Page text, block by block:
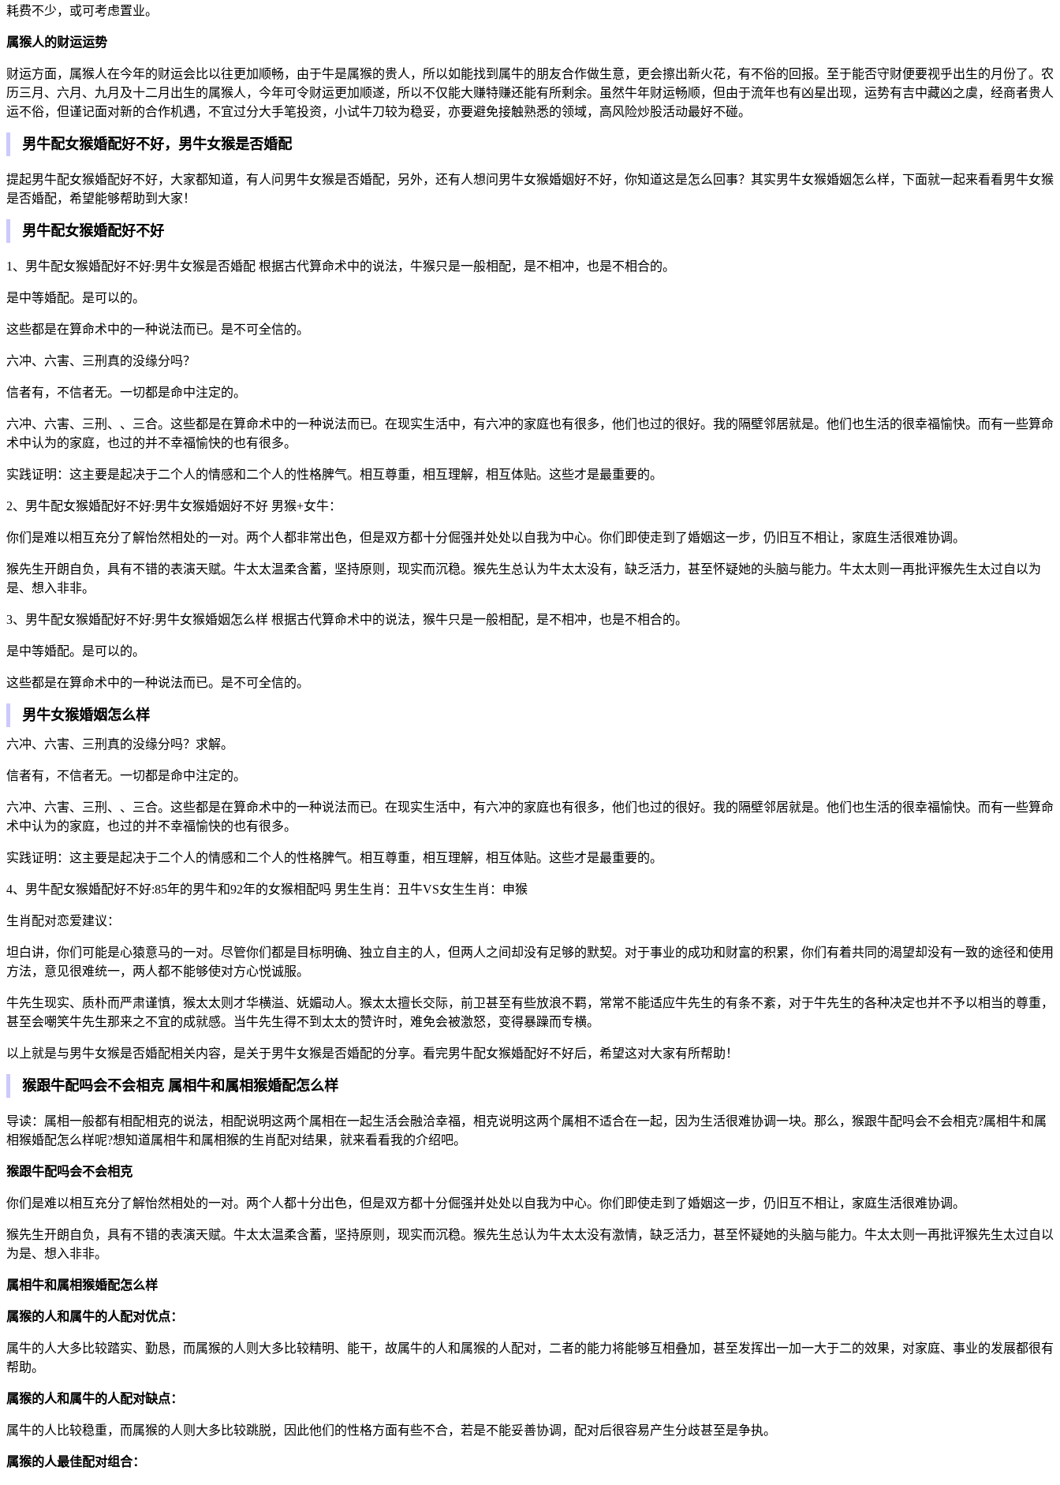
耗费不少，或可考虑置业。
属猴人的财运运势
财运方面，属猴人在今年的财运会比以往更加顺畅，由于牛是属猴的贵人，所以如能找到属牛的朋友合作做生意，更会擦出新火花，有不俗的回报。至于能否守财便要视乎出生的月份了。农
历三月、六月、九月及十二月出生的属猴人，今年可令财运更加顺遂，所以不仅能大赚特赚还能有所剩余。虽然牛年财运畅顺，但由于流年也有凶星出现，运势有吉中藏凶之虞，经商者贵人
运不俗，但谨记面对新的合作机遇，不宜过分大手笔投资，小试牛刀较为稳妥，亦要避免接触熟悉的领域，高风险炒股活动最好不碰。
男牛配女猴婚配好不好，男牛女猴是否婚配
提起男牛配女猴婚配好不好，大家都知道，有人问男牛女猴是否婚配，另外，还有人想问男牛女猴婚姻好不好，你知道这是怎么回事？其实男牛女猴婚姻怎么样，下面就一起来看看男牛女猴
是否婚配，希望能够帮助到大家！
男牛配女猴婚配好不好
1、男牛配女猴婚配好不好:男牛女猴是否婚配 根据古代算命术中的说法，牛猴只是一般相配，是不相冲，也是不相合的。
是中等婚配。是可以的。
这些都是在算命术中的一种说法而已。是不可全信的。
六冲、六害、三刑真的没缘分吗？
信者有，不信者无。一切都是命中注定的。
六冲、六害、三刑、、三合。这些都是在算命术中的一种说法而已。在现实生活中，有六冲的家庭也有很多，他们也过的很好。我的隔壁邻居就是。他们也生活的很幸福愉快。而有一些算命
术中认为的家庭，也过的并不幸福愉快的也有很多。
实践证明：这主要是起决于二个人的情感和二个人的性格脾气。相互尊重，相互理解，相互体贴。这些才是最重要的。
2、男牛配女猴婚配好不好:男牛女猴婚姻好不好 男猴+女牛：
你们是难以相互充分了解怡然相处的一对。两个人都非常出色，但是双方都十分倔强并处处以自我为中心。你们即使走到了婚姻这一步，仍旧互不相让，家庭生活很难协调。
猴先生开朗自负，具有不错的表演天赋。牛太太温柔含蓄，坚持原则，现实而沉稳。猴先生总认为牛太太没有，缺乏活力，甚至怀疑她的头脑与能力。牛太太则一再批评猴先生太过自以为
是、想入非非。
3、男牛配女猴婚配好不好:男牛女猴婚姻怎么样 根据古代算命术中的说法，猴牛只是一般相配，是不相冲，也是不相合的。
是中等婚配。是可以的。
这些都是在算命术中的一种说法而已。是不可全信的。
男牛女猴婚姻怎么样
六冲、六害、三刑真的没缘分吗？求解。
信者有，不信者无。一切都是命中注定的。
六冲、六害、三刑、、三合。这些都是在算命术中的一种说法而已。在现实生活中，有六冲的家庭也有很多，他们也过的很好。我的隔壁邻居就是。他们也生活的很幸福愉快。而有一些算命
术中认为的家庭，也过的并不幸福愉快的也有很多。
实践证明：这主要是起决于二个人的情感和二个人的性格脾气。相互尊重，相互理解，相互体贴。这些才是最重要的。
4、男牛配女猴婚配好不好:85年的男牛和92年的女猴相配吗 男生生肖：丑牛VS女生生肖：申猴
生肖配对恋爱建议：
坦白讲，你们可能是心猿意马的一对。尽管你们都是目标明确、独立自主的人，但两人之间却没有足够的默契。对于事业的成功和财富的积累，你们有着共同的渴望却没有一致的途径和使用
方法，意见很难统一，两人都不能够使对方心悦诚服。
牛先生现实、质朴而严肃谨慎，猴太太则才华横溢、妩媚动人。猴太太擅长交际，前卫甚至有些放浪不羁，常常不能适应牛先生的有条不紊，对于牛先生的各种决定也并不予以相当的尊重，
甚至会嘲笑牛先生那来之不宜的成就感。当牛先生得不到太太的赞许时，难免会被激怒，变得暴躁而专横。
以上就是与男牛女猴是否婚配相关内容，是关于男牛女猴是否婚配的分享。看完男牛配女猴婚配好不好后，希望这对大家有所帮助！
猴跟牛配吗会不会相克 属相牛和属相猴婚配怎么样
导读：属相一般都有相配相克的说法，相配说明这两个属相在一起生活会融洽幸福，相克说明这两个属相不适合在一起，因为生活很难协调一块。那么，猴跟牛配吗会不会相克?属相牛和属
相猴婚配怎么样呢?想知道属相牛和属相猴的生肖配对结果，就来看看我的介绍吧。
猴跟牛配吗会不会相克
你们是难以相互充分了解怡然相处的一对。两个人都十分出色，但是双方都十分倔强并处处以自我为中心。你们即使走到了婚姻这一步，仍旧互不相让，家庭生活很难协调。
猴先生开朗自负，具有不错的表演天赋。牛太太温柔含蓄，坚持原则，现实而沉稳。猴先生总认为牛太太没有激情，缺乏活力，甚至怀疑她的头脑与能力。牛太太则一再批评猴先生太过自以
为是、想入非非。
属相牛和属相猴婚配怎么样
属猴的人和属牛的人配对优点：
属牛的人大多比较踏实、勤恳，而属猴的人则大多比较精明、能干，故属牛的人和属猴的人配对，二者的能力将能够互相叠加，甚至发挥出一加一大于二的效果，对家庭、事业的发展都很有
帮助。
属猴的人和属牛的人配对缺点：
属牛的人比较稳重，而属猴的人则大多比较跳脱，因此他们的性格方面有些不合，若是不能妥善协调，配对后很容易产生分歧甚至是争执。
属猴的人最佳配对组合：